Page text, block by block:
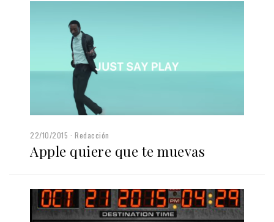
22/10/2015 Redacción
Apple quiere que te muevas